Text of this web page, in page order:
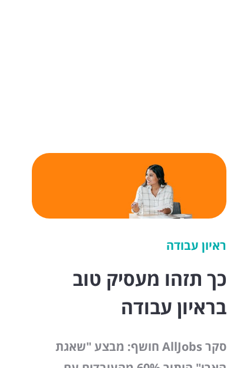
ראיון עבודה
כך תזהו מעסיק טוב
בראיון עבודה
סקר AllJobs חושף: מבצע "שאגת